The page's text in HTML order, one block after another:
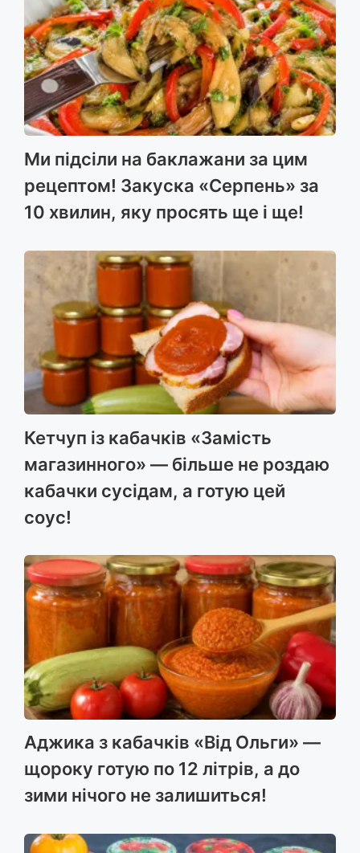
Ми підсіли на баклажани за цим
рецептом! Закуска «Серпень» за
10 хвилин, яку просять ще і ще!
Кетчуп із кабачків «Замість
магазинного» — більше не роздаю
кабачки сусідам, а готую цей
соус!
Аджика з кабачків «Від Ольги» —
щороку готую по 12 літрів, а до
зими нічого не залишиться!